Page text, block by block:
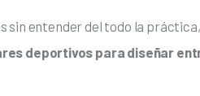
sin entender del todo la
deportivos para diseñar